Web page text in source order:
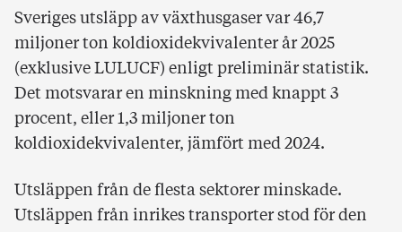
Sveriges utsläpp av växthusgaser var 46,7
miljoner ton koldioxidekvivalenter år 2025
(exklusive LULUCF) enligt preliminär statistik.
Det motsvarar en minskning med knappt 3
procent, eller 1,3 miljoner ton
koldioxidekvivalenter, jämfört med 2024.
Utsläppen från de flesta sektorer minskade.
Utsläppen från inrikes transporter stod för den